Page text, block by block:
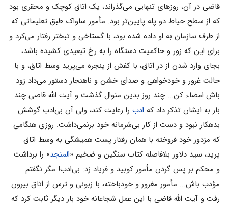
قاضی در آن، روزهای تنهایی می‌گذراند، یک اتاق کوچک و محقری بود
که از سطح حیاط دو پله پایین‌تر بود. مأمور ساواک طبق تعلیماتی که
از طرف سازمان به او داده شده بود، با گستاخی و تبختر رفتار می‌کرد و
برای این که زور و حاکمیت دستگاه را به رخ تبعیدی کشیده باشد،
بجای وارد شدن از در اتاق، با کفش از پنجره می‌پرید وسط اتاق، و با
حالت غرور و خودخواهی و صدای خشن و ناهنجار دستور می‌داد زود
باش امضاء کن... چند روز بدین منوال گذشت و آیت الله قاضی چند
بار به ایشان تذکر داد که ادب را رعایت کند، ولی آن بی‌ادب گوشش
بدهکار نبود و دست از کار بی‌شرمانه خود برنمی‌داشت. روزی هنگامی
که مزدور خود فروخته با همان رفتار پست همیشگی به وسط اتاق
پرید، سید دلاور بلافاصله کتاب سنگین و ضخیم «المنجد» را برداشت
و محکم بر پس گردن مأمور کوبید و فریاد زد: بی‌ادب! مگر نگفتم
مؤدب باش... مأمور مغرور و خودباخته، با زبونی و ترس از اتاق بیرون
رفت و آیت الله قاضی با این عمل شجاعانه خود بار دیگر ثابت کرد که